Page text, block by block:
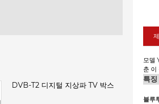
DVB-T2 디지털 지상파 TV 박스
모델
춘 이
특징
블루